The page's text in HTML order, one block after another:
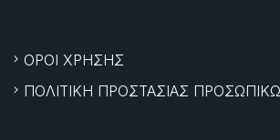
ΟΡΟΙ ΧΡΗΣΗΣ
ΠΟΛΙΤΙΚΗ ΠΡΟΣΤΑΣΙΑΣ